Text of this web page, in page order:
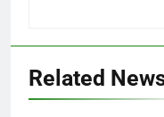
Related